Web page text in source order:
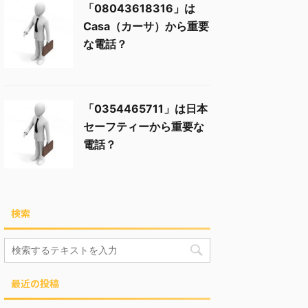
「08043618316」は
Casa（カーサ）から重要
な電話？
「0354465711」は日本
セーフティーから重要な
電話？
検索
最近の投稿